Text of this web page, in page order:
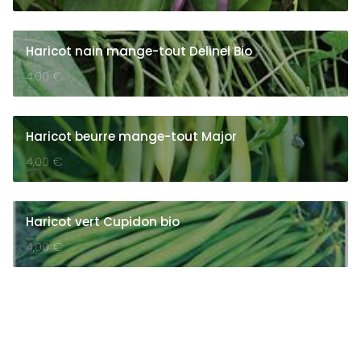
Haricot nain mange-tout Delinel Bio
4,00 €
Haricot beurre mange-tout Major
4,00 €
Haricot vert Cupidon bio
4,00€